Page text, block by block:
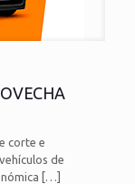
corte e
de
[…]